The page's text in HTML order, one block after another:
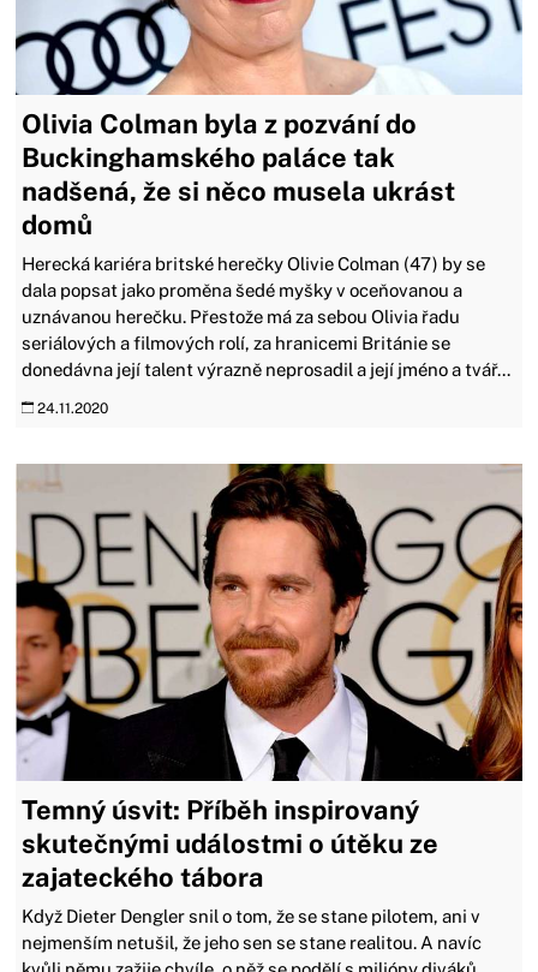
Olivia Colman byla z pozvání do
Buckinghamského paláce tak
nadšená, že si něco musela ukrást
domů
Herecká kariéra britské herečky Olivie Colman (47) by se
dala popsat jako proměna šedé myšky v oceňovanou a
uznávanou herečku. Přestože má za sebou Olivia řadu
seriálových a filmových rolí, za hranicemi Británie se
donedávna její talent výrazně neprosadil a její jméno a tvář...
24.11.2020
Temný úsvit: Příběh inspirovaný
skutečnými událostmi o útěku ze
zajateckého tábora
Když Dieter Dengler snil o tom, že se stane pilotem, ani v
nejmenším netušil, že jeho sen se stane realitou. A navíc